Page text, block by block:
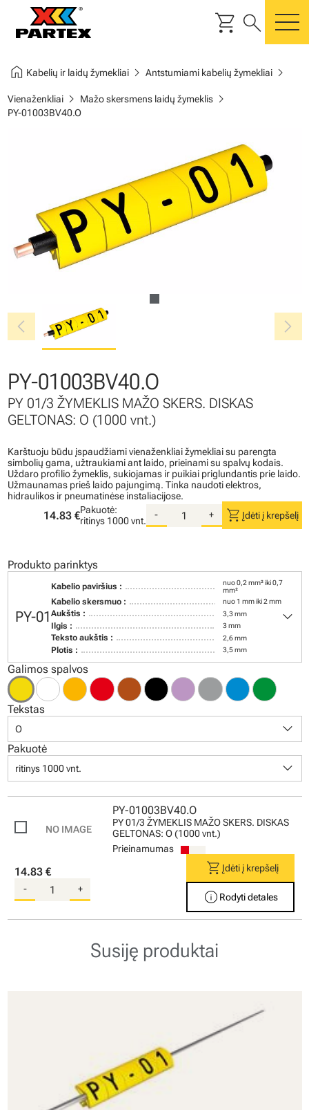
shopping_cart search
home Kabelių ir laidų žymekliaichevron_right Antstumiami kabelių žymekliaichevron_right
Vienaženkliaichevron_right Mažo skersmens laidų žymeklischevron_right
PY-01003BV40.O
chevron_left chevron_right
PY-01003BV40.O
PY 01/3 ŽYMEKLIS MAŽO SKERS. DISKAS
GELTONAS: O (1000 vnt.)
Karštuoju būdu įspaudžiami vienaženkliai žymekliai su parengta
simbolių gama, užtraukiami ant laido, prieinami su spalvų kodais.
Uždaro profilio žymeklis, sukiojamas ir puikiai priglundantis prie laido.
Užmaunamas prieš laido pajungimą. Tinka naudoti elektros,
hidraulikos ir pneumatinėse instaliacijose.
14.83 €Pakuotė:
ritinys 1000 vnt.
- + shopping_cart Įdėti į krepšelį
Produkto parinktys
PY-01
Kabelio paviršius :
nuo 0,2 mm² iki 0,7
mm²
Kabelio skersmuo : nuo 1 mm iki 2 mm
Aukštis : 3,3 mm
Ilgis : 3 mm
Teksto aukštis : 2,6 mm
Plotis : 3,5 mm
keyboard_arrow_down
Galimos spalvos
Tekstas
O keyboard_arrow_down
Pakuotė
ritinys 1000 vnt. keyboard_arrow_down
PY-01003BV40.O
PY 01/3 ŽYMEKLIS MAŽO SKERS. DISKAS
GELTONAS: O (1000 vnt.)
Prieinamumas
14.83 €
- +
shopping_cartĮdėti į krepšelį
info Rodyti detales
Susiję produktai